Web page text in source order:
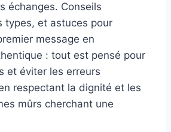
échanges. Conseils
types, et astuces pour
message en
: tout est pensé pour
et éviter les erreurs
respectant la dignité et les
mûrs cherchant une